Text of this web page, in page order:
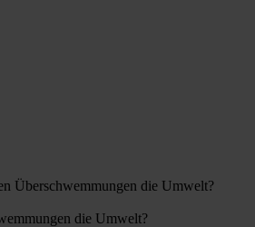
Überschwemmungen die Umwelt?
die Umwelt?